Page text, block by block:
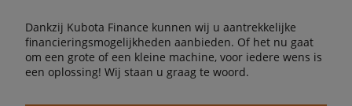
Dankzij Kubota Finance kunnen wij u aantrekkelijke
financieringsmogelijkheden aanbieden. Of het nu gaat
om een grote of een kleine machine, voor iedere wens is
een oplossing! Wij staan u graag te woord.